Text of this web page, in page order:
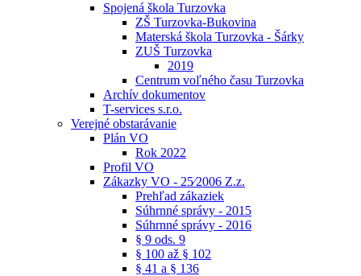
Spojená škola Turzovka
ZŠ Turzovka-Bukovina
Materská škola Turzovka - Šárky
ZUŠ Turzovka
2019
Centrum voľného času Turzovka
Archív dokumentov
T-services s.r.o.
Verejné obstarávanie
Plán VO
Rok 2022
Profil VO
Zákazky VO - 25⁄2006 Z.z.
Prehľad zákaziek
Súhrnné správy - 2015
Súhrnné správy - 2016
§ 9 ods. 9
§ 100 až § 102
§ 41 a § 136